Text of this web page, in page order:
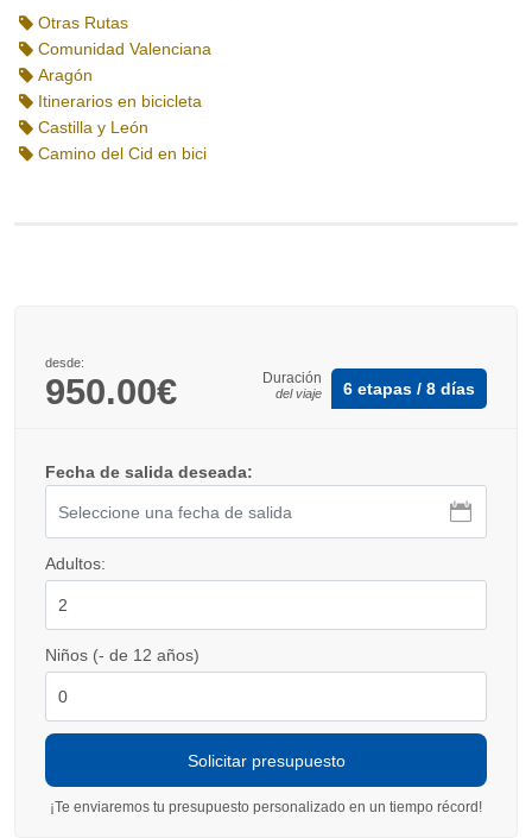
Otras Rutas
Comunidad Valenciana
Aragón
Itinerarios en bicicleta
Castilla y León
Camino del Cid en bici
desde:
950.00€ Duración
del viaje 6 etapas / 8 días
Fecha de salida deseada:
Adultos:
Niños (- de 12 años)
¡Te enviaremos tu presupuesto personalizado en un tiempo récord!